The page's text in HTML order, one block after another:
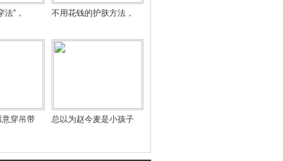
”， 不用花钱的护肤方法，
意穿吊带 总以为赵今麦是小孩子